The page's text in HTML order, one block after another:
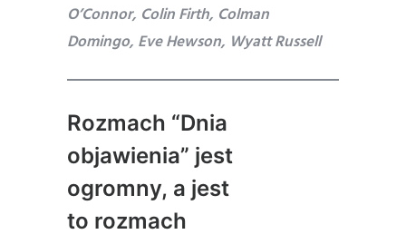
O’Connor, Colin Firth, Colman
Domingo, Eve Hewson, Wyatt Russell
Rozmach “Dnia
objawienia” jest
ogromny, a jest
to rozmach